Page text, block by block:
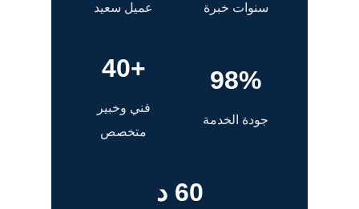
سنوات خبرة عميل سعيد
98%
جودة الخدمة
+40
فني وخبير
متخصص
60 د